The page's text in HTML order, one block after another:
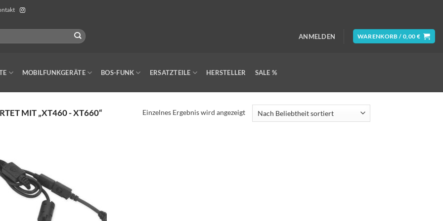
ANMELDEN WARENKORB / 0,00 €
MOBILFUNKGERÄTE BOS-FUNK ERSATZTEILE HERSTELLER SALE %
MIT „XT460 - XT660“ Einzelnes Ergebnis wird angezeigt